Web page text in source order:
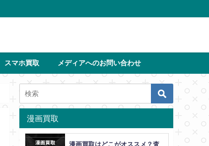
スマホ買取 メディアへのお問い合わせ
漫画買取
漫画買取はどこがオススメ？査